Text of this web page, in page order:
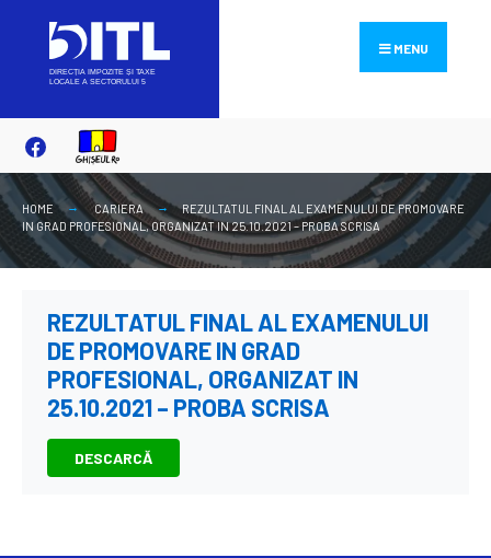
content
MENU
HOME CARIERA
REZULTATUL FINAL AL EXAMENULUI DE PROMOVARE
IN GRAD PROFESIONAL, ORGANIZAT IN 25.10.2021 – PROBA SCRISA
REZULTATUL FINAL AL EXAMENULUI
DE PROMOVARE IN GRAD
PROFESIONAL, ORGANIZAT IN
25.10.2021 – PROBA SCRISA
DESCARCĂ
for: